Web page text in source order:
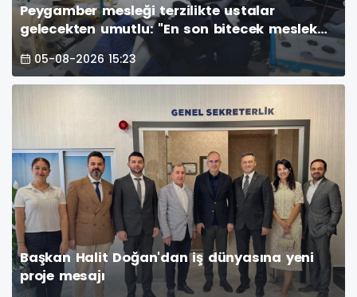
Peygamber mesleği terzilikte ustalar
gelecekten umutlu: "En son bitecek meslek
terzilik"
05-08-2026 15:23
Başkan Halit Doğan'dan iş dünyasına yeni
proje mesajı